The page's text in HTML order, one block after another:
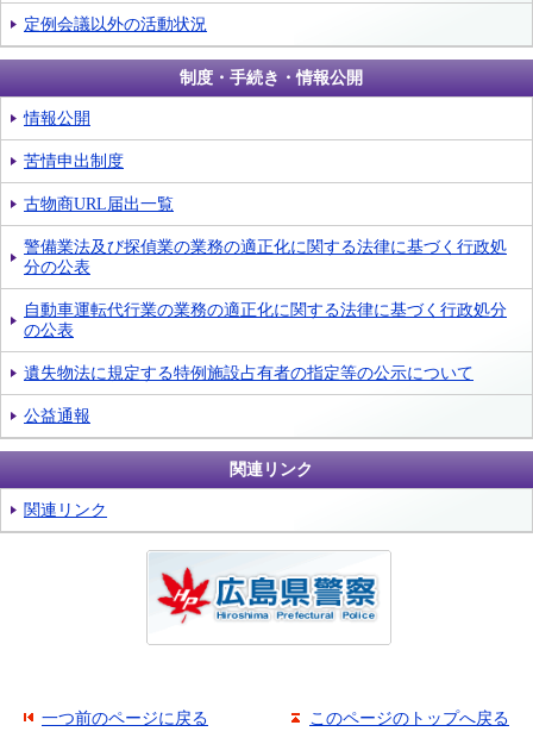
定例会議以外の活動状況
制度・手続き・情報公開
情報公開
苦情申出制度
古物商URL届出一覧
警備業法及び探偵業の業務の適正化に関する法律に基づく行政処
分の公表
自動車運転代行業の業務の適正化に関する法律に基づく行政処分
の公表
遺失物法に規定する特例施設占有者の指定等の公示について
公益通報
関連リンク
関連リンク
一つ前のページに戻る このページのトップへ戻る